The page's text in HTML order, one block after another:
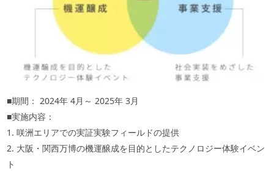
■期間： 2024年 4月～ 2025年 3月
■実施内容：
1. 咲洲エリアでの実証実験フィールドの提供
2. 大阪・関西万博の機運醸成を目的としたテクノロジー体験イベン
ト